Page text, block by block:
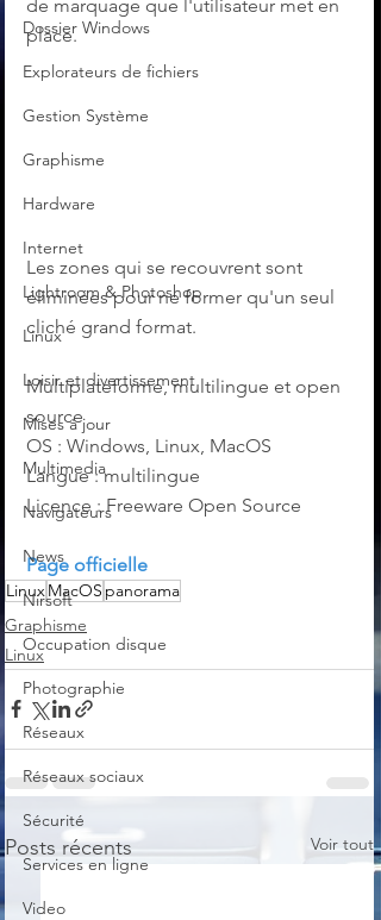
Dossier Windows
Explorateurs de fichiers
Gestion Système
Graphisme
Hardware
Internet
Lightroom & Photoshop
Linux
Loisir et divertissement
Mises à jour
Multimedia
Navigateurs
News
Nirsoft
Occupation disque
Photographie
Réseaux
Réseaux sociaux
Sécurité
Services en ligne
Video
de marquage que l'utilisateur met en
place.
Les zones qui se recouvrent sont
éliminées pour ne former qu'un seul
cliché grand format.
Multiplateforme, multilingue et open
source
OS : Windows, Linux, MacOS
Langue : multilingue
Licence : Freeware Open Source
Page officielle
LinuxMacOS panorama
Graphisme
Linux
Posts récents Voir tout